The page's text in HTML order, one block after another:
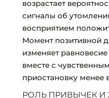
возрастает
сигналы об
восприятием
Момент позитивной
изменяет
вместе с
приостановку менее
РОЛЬ ПРИВЫЧЕК